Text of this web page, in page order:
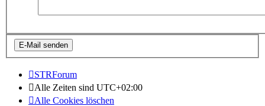
STRForum
Alle Zeiten sind UTC+02:00
Alle Cookies löschen